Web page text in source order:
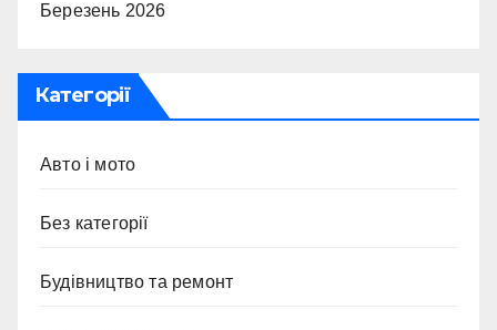
Березень 2026
Категорії
Авто і мото
Без категорії
Будівництво та ремонт